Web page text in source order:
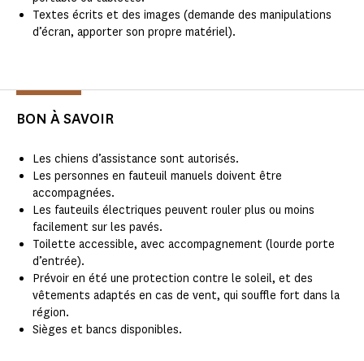
Textes écrits et des images (demande des manipulations
d’écran, apporter son propre matériel).
BON À SAVOIR
Les chiens d’assistance sont autorisés.
Les personnes en fauteuil manuels doivent être
accompagnées.
Les fauteuils électriques peuvent rouler plus ou moins
facilement sur les pavés.
Toilette accessible, avec accompagnement (lourde porte
d’entrée).
Prévoir en été une protection contre le soleil, et des
vêtements adaptés en cas de vent, qui souffle fort dans la
région.
Sièges et bancs disponibles.